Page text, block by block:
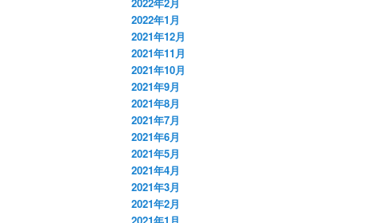
2022年2月
2022年1月
2021年12月
2021年11月
2021年10月
2021年9月
2021年8月
2021年7月
2021年6月
2021年5月
2021年4月
2021年3月
2021年2月